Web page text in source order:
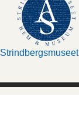
Strindbergsmuseet